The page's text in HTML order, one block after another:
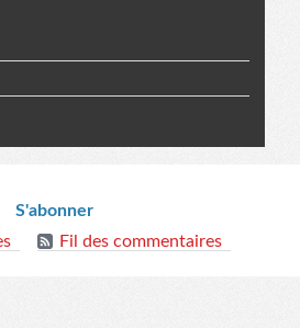
S'abonner
Fil des commentaires